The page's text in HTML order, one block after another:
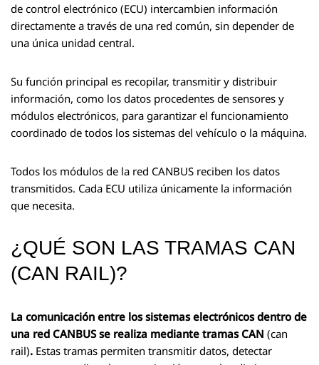
de control electrónico (ECU) intercambien información
directamente a través de una red común, sin depender de
una única unidad central.
Su función principal es recopilar, transmitir y distribuir
información, como los datos procedentes de sensores y
módulos electrónicos, para garantizar el funcionamiento
coordinado de todos los sistemas del vehículo o la máquina.
Todos los módulos de la red CANBUS reciben los datos
transmitidos. Cada ECU utiliza únicamente la información
que necesita.
¿QUÉ SON LAS TRAMAS CAN
(CAN RAIL)?
La comunicación entre los sistemas electrónicos dentro de
una red CANBUS se realiza mediante tramas CAN (can
rail). Estas tramas permiten transmitir datos, detectar